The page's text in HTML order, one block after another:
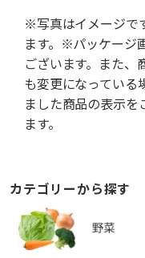
※写真はイメージで
ます。※パッケージ
ございます。また、
も変更になっている
ました商品の表示を
ます。
カテゴリーから探す